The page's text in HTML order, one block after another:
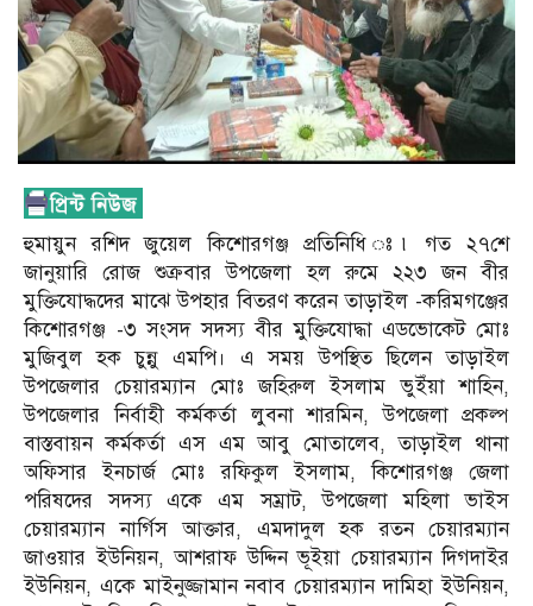
হুমায়ুন রশিদ জুয়েল কিশোরগঞ্জ প্রতিনিধি ঃ৷ গত ২৭শে
জানুয়ারি রোজ শুক্রবার উপজেলা হল রুমে ২২৩ জন বীর
মুক্তিযোদ্ধদের মাঝে উপহার বিতরণ করেন তাড়াইল -করিমগঞ্জের
কিশোরগঞ্জ -৩ সংসদ সদস্য বীর মুক্তিযোদ্ধা এডভোকেট মোঃ
মুজিবুল হক চুন্নু এমপি। এ সময় উপস্থিত ছিলেন তাড়াইল
উপজেলার চেয়ারম্যান মোঃ জহিরুল ইসলাম ভুইঁয়া শাহিন,
উপজেলার নির্বাহী কর্মকর্তা লুবনা শারমিন, উপজেলা প্রকল্প
বাস্তবায়ন কর্মকর্তা এস এম আবু মোতালেব, তাড়াইল থানা
অফিসার ইনচার্জ মোঃ রফিকুল ইসলাম, কিশোরগঞ্জ জেলা
পরিষদের সদস্য একে এম সম্রাট, উপজেলা মহিলা ভাইস
চেয়ারম্যান নার্গিস আক্তার, এমদাদুল হক রতন চেয়ারম্যান
জাওয়ার ইউনিয়ন, আশরাফ উদ্দিন ভূইয়া চেয়ারম্যান দিগদাইর
ইউনিয়ন, একে মাইনুজ্জামান নবাব চেয়ারম্যান দামিহা ইউনিয়ন,